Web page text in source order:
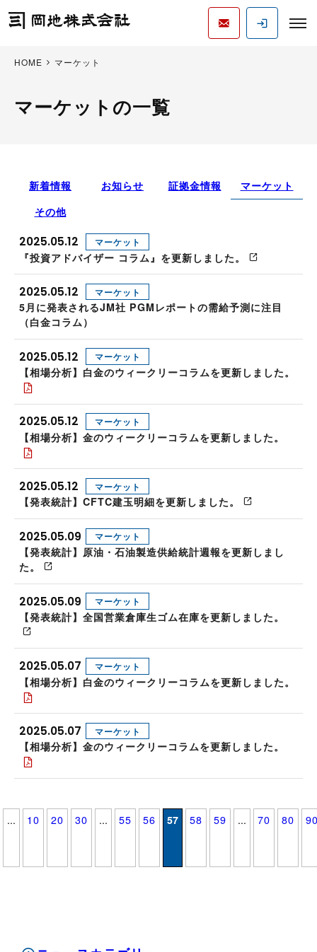
HOME マーケット
マーケットの一覧
新着情報 お知らせ 証拠金情報
マーケット
その他
2025.05.12 マーケット
『投資アドバイザー コラム』を更新しました。
2025.05.12 マーケット
5月に発表されるJM社 PGMレポートの需給予測に注目
（白金コラム）
2025.05.12 マーケット
【相場分析】白金のウィークリーコラムを更新しました。
2025.05.12 マーケット
【相場分析】金のウィークリーコラムを更新しました。
2025.05.12 マーケット
【発表統計】CFTC建玉明細を更新しました。
2025.05.09 マーケット
【発表統計】原油・石油製造供給統計週報を更新しまし
た。
2025.05.09 マーケット
【発表統計】全国営業倉庫生ゴム在庫を更新しました。
2025.05.07 マーケット
【相場分析】白金のウィークリーコラムを更新しました。
2025.05.07 マーケット
【相場分析】金のウィークリーコラムを更新しました。
... 10 20 30 ... 55 56 57 58 59 ... 70 80